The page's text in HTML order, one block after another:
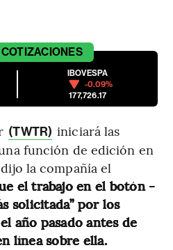
COTIZACIONES
IBOVESPA
-0.09%
177,726.17
(TWTR) iniciará las
función de edición en
la compañía el
el trabajo en el botón -
solicitada” por los
año pasado antes de
línea sobre ella.